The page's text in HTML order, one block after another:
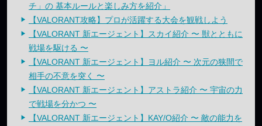
チ」の 基本ルールと楽しみ方を紹介」
【VALORANT攻略】プロが活躍する大会を観戦しよう
【VALORANT 新エージェント】スカイ紹介 〜 獣とともに
戦場を駆ける 〜
【VALORANT 新エージェント】ヨル紹介 〜 次元の狭間で
相手の不意を突く 〜
【VALORANT 新エージェント】アストラ紹介 〜 宇宙の力
で戦場を分かつ 〜
【VALORANT 新エージェント】KAY/O紹介 〜 敵の能力を